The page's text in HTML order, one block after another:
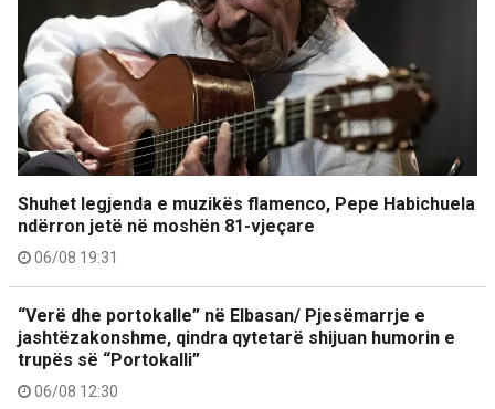
Shuhet legjenda e muzikës flamenco, Pepe Habichuela
ndërron jetë në moshën 81-vjeçare
06/08 19:31
“Verë dhe portokalle” në Elbasan/ Pjesëmarrje e
jashtëzakonshme, qindra qytetarë shijuan humorin e
trupës së “Portokalli”
06/08 12:30